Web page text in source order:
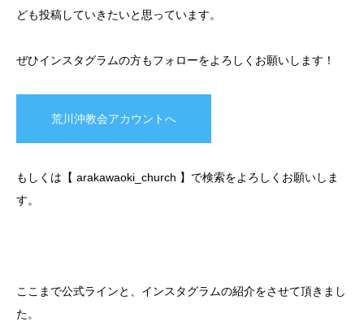
ども投稿していきたいと思っています。
ぜひインスタグラムの方もフォローをよろしくお願いします！
荒川沖教会アカウントへ
もしくは【 arakawaoki_church 】で検索をよろしくお願いしま
す。
ここまで公式ラインと、インスタグラムの紹介をさせて頂きまし
た。